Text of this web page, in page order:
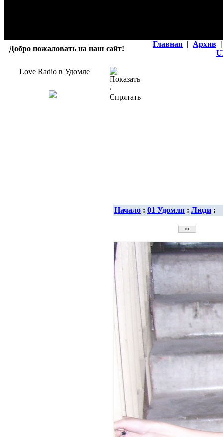
Добро пожаловать на наш сайт!
Главная | Архив |
Love Radio в Удомле
Начало : 01 Удомля : Люди :